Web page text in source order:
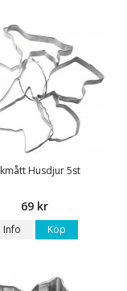
Husdjur 5st
69 kr
Info Köp